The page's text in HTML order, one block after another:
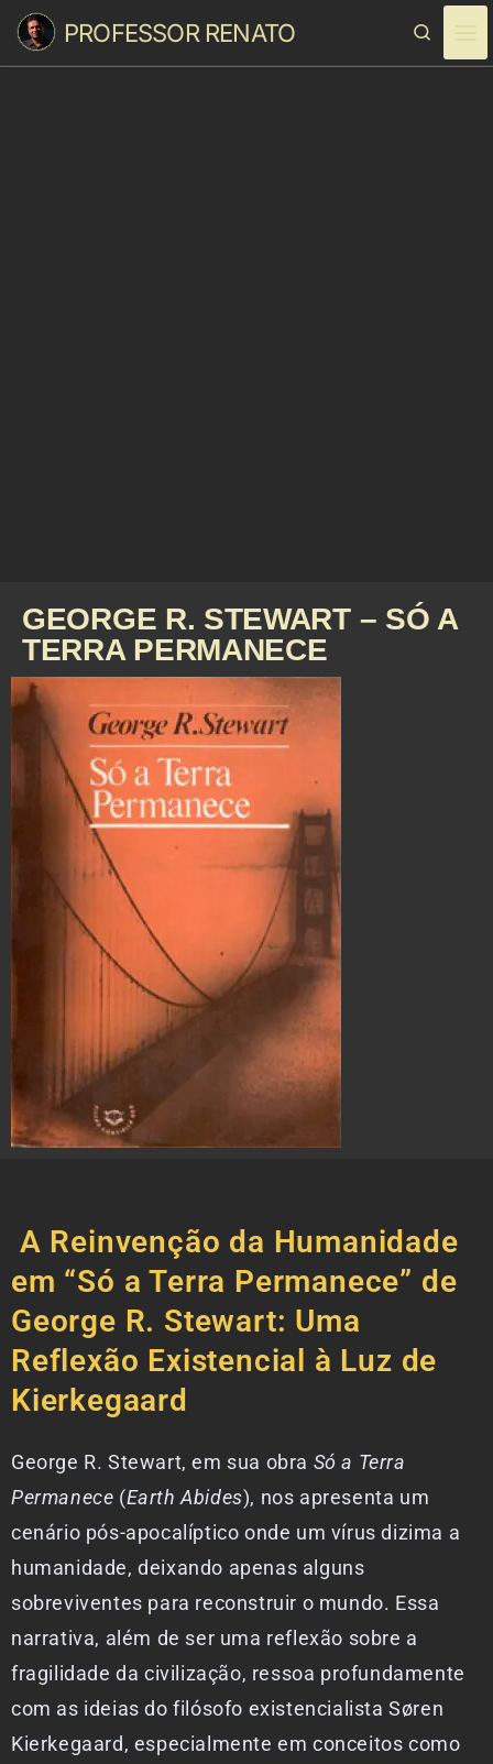
Skip to content
PROFESSOR RENATO
GEORGE R. STEWART – SÓ A
TERRA PERMANECE
A Reinvenção da Humanidade
em “Só a Terra Permanece” de
George R. Stewart: Uma
Reflexão Existencial à Luz de
Kierkegaard
George R. Stewart, em sua obra Só a Terra
Permanece (Earth Abides), nos apresenta um
cenário pós-apocalíptico onde um vírus dizima a
humanidade, deixando apenas alguns
sobreviventes para reconstruir o mundo. Essa
narrativa, além de ser uma reflexão sobre a
fragilidade da civilização, ressoa profundamente
com as ideias do filósofo existencialista Søren
Kierkegaard, especialmente em conceitos como